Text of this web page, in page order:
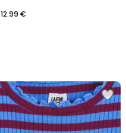
de manga larga y con cuell
12.99 €